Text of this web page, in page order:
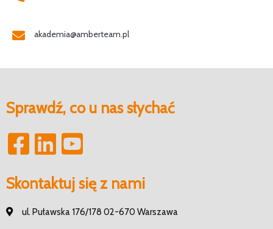
akademia@amberteam.pl
Sprawdź, co u nas słychać
Skontaktuj się z nami
ul. Puławska 176/178 02-670 Warszawa